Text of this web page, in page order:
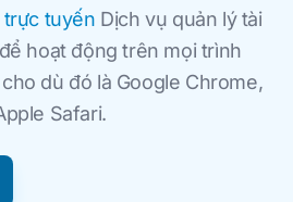
trực tuyến Dịch vụ quản lý tài
hoạt động trên mọi trình
dù đó là Google Chrome,
Safari.